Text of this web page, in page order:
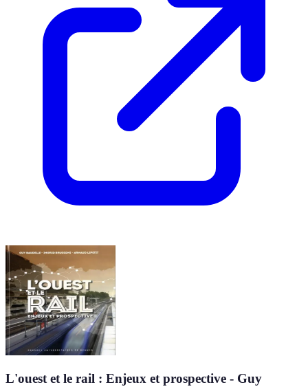
L'ouest et le rail : Enjeux et prospective - Guy